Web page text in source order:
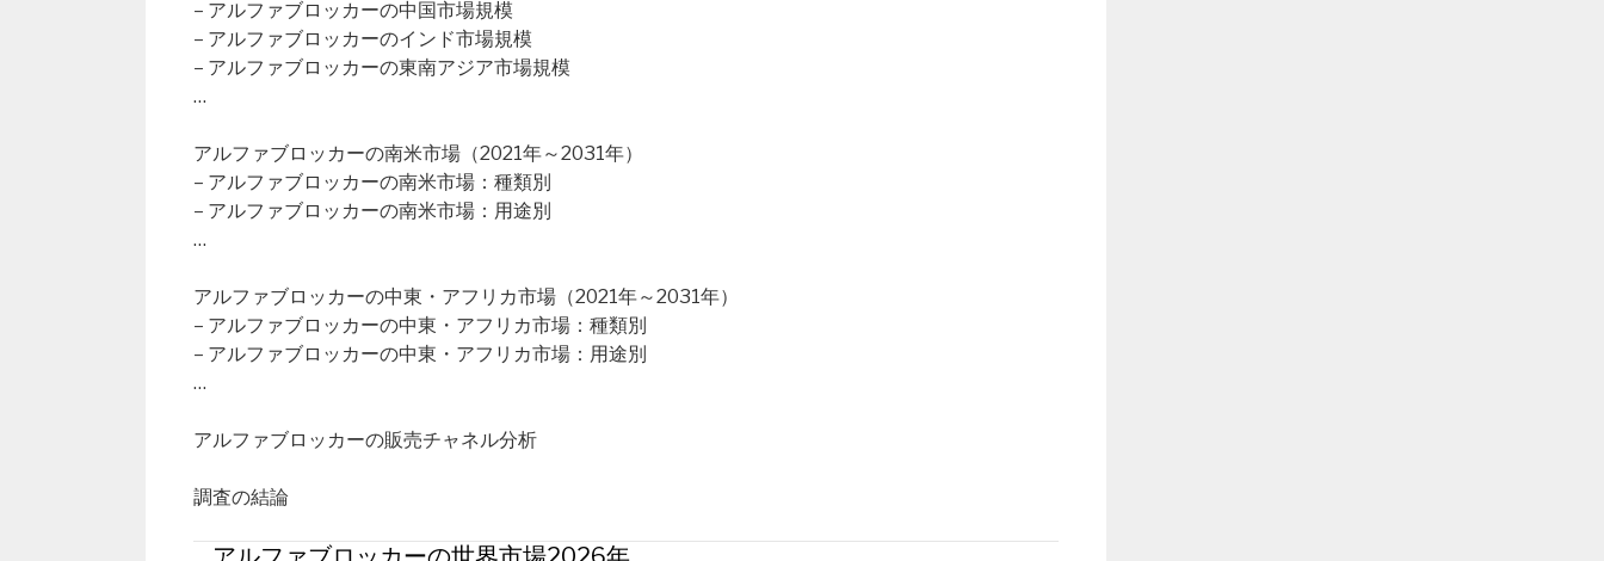
– アルファブロッカーの中国市場規模
– アルファブロッカーのインド市場規模
– アルファブロッカーの東南アジア市場規模
…
アルファブロッカーの南米市場（2021年～2031年）
– アルファブロッカーの南米市場：種類別
– アルファブロッカーの南米市場：用途別
…
アルファブロッカーの中東・アフリカ市場（2021年～2031年）
– アルファブロッカーの中東・アフリカ市場：種類別
– アルファブロッカーの中東・アフリカ市場：用途別
…
アルファブロッカーの販売チャネル分析
調査の結論